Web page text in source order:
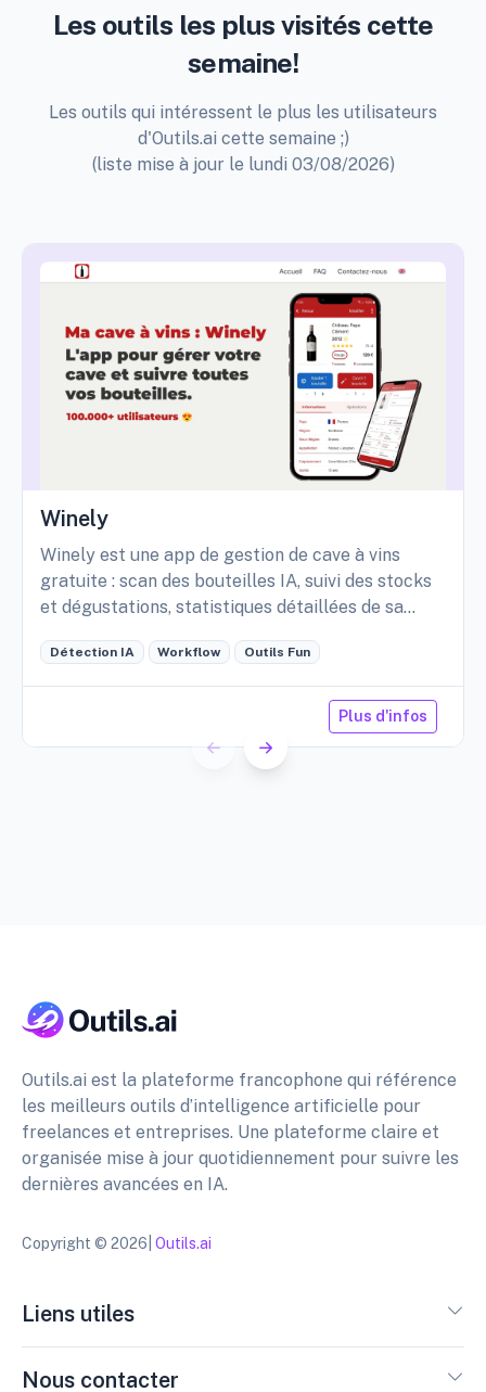
Les outils les plus visités cette
semaine!
Les outils qui intéressent le plus les utilisateurs
d'Outils.ai cette semaine ;)
(liste mise à jour le lundi 03/08/2026)
Winely
Winely est une app de gestion de cave à vins
gratuite : scan des bouteilles IA, suivi des stocks
et dégustations, statistiques détaillées de sa
Détection IA Workflow Outils Fun
Plus d'infos
Outils.ai est la plateforme francophone qui référence
les meilleurs outils d’intelligence artificielle pour
freelances et entreprises. Une plateforme claire et
organisée mise à jour quotidiennement pour suivre les
dernières avancées en IA.
Copyright © 2026| Outils.ai
Liens utiles
Nous contacter